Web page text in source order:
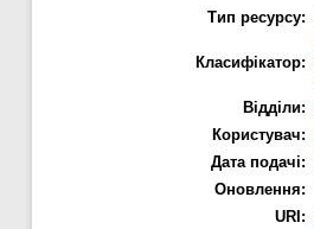
Тип ресурсу:
Класифікатор:
Відділи:
Користувач:
Дата подачі:
Оновлення:
URI: